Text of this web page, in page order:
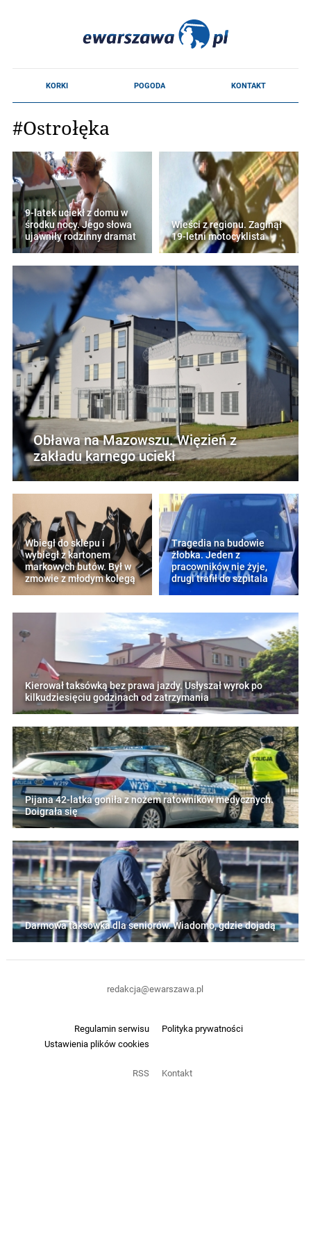
#Ostrołęka
9-latek uciekł z domu w
środku nocy. Jego słowa
ujawniły rodzinny dramat
Wieści z regionu. Zaginął
19-letni motocyklista
Obława na Mazowszu. Więzień z
zakładu karnego uciekł
Wbiegł do sklepu i
wybiegł z kartonem
markowych butów. Był w
zmowie z młodym kolegą
Tragedia na budowie
żłobka. Jeden z
pracowników nie żyje,
drugi trafił do szpitala
Kierował taksówką bez prawa jazdy. Usłyszał wyrok po
kilkudziesięciu godzinach od zatrzymania
Pijana 42-latka goniła z nożem ratowników medycznych.
Doigrała się
Darmowa taksówka dla seniorów. Wiadomo, gdzie dojadą
Regulamin serwisu
Polityka prywatności
Ustawienia plików cookies
RSS Kontakt
redakcja@ewarszawa.pl